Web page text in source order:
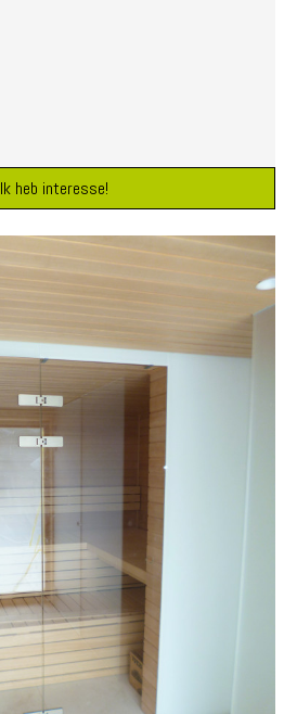
Ik heb interesse!